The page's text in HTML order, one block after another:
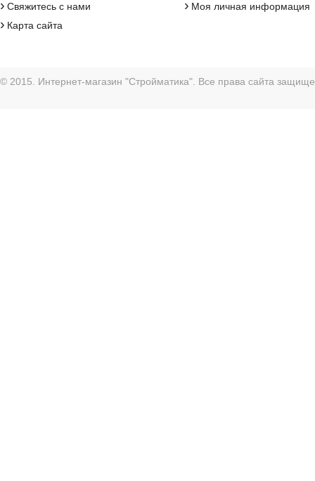
› Свяжитесь с нами
› Карта сайта
› Моя личная информация
© 2015. Интернет-магазин "Стройматика". Все права сайта